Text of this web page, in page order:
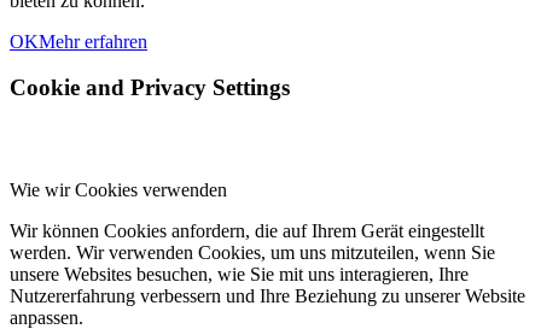
OKMehr erfahren
Cookie and Privacy Settings
Wie wir Cookies verwenden
Wir können Cookies anfordern, die auf Ihrem Gerät eingestellt
werden. Wir verwenden Cookies, um uns mitzuteilen, wenn Sie
unsere Websites besuchen, wie Sie mit uns interagieren, Ihre
Nutzererfahrung verbessern und Ihre Beziehung zu unserer Website
anpassen.